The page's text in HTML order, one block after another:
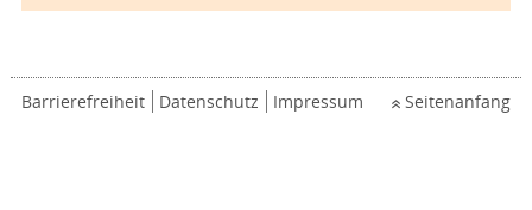
Barrierefreiheit Datenschutz Impressum Seitenanfang